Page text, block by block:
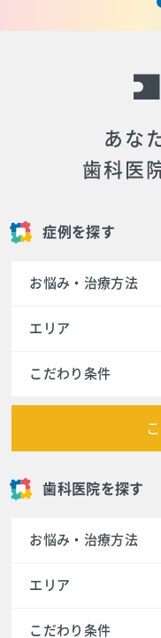
あな
歯科医
症例を探す
お悩み・治療方法
エリア
こだわり条件
歯科医院を探す
お悩み・治療方法
エリア
こだわり条件